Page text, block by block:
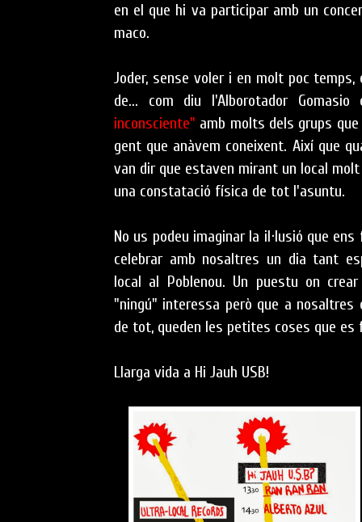
en el que hi va participar amb un
maco.
Joder, sense voler i en molt poc
de... com diu l'Alborotador
inconsciente" amb molts dels grups
gent que anàvem coneixent. Així que
van dir que estaven mirant un local
una constatació física de tot l'asuntu.
No us podeu imaginar la il·lusió que
celebrar amb nosaltres un dia tant
local al Poblenou. Un puestu on
"ningú" interessa però que a nosaltres
de tot, queden les petites coses que es
Llarga vida a Hi Jauh USB!